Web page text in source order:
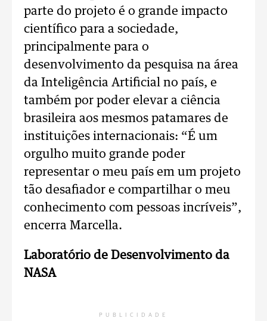
parte do projeto é o grande impacto
científico para a sociedade,
principalmente para o
desenvolvimento da pesquisa na área
da Inteligência Artificial no país, e
também por poder elevar a ciência
brasileira aos mesmos patamares de
instituições internacionais: “É um
orgulho muito grande poder
representar o meu país em um projeto
tão desafiador e compartilhar o meu
conhecimento com pessoas incríveis”,
encerra Marcella.
Laboratório de Desenvolvimento da
NASA
PUBLICIDADE